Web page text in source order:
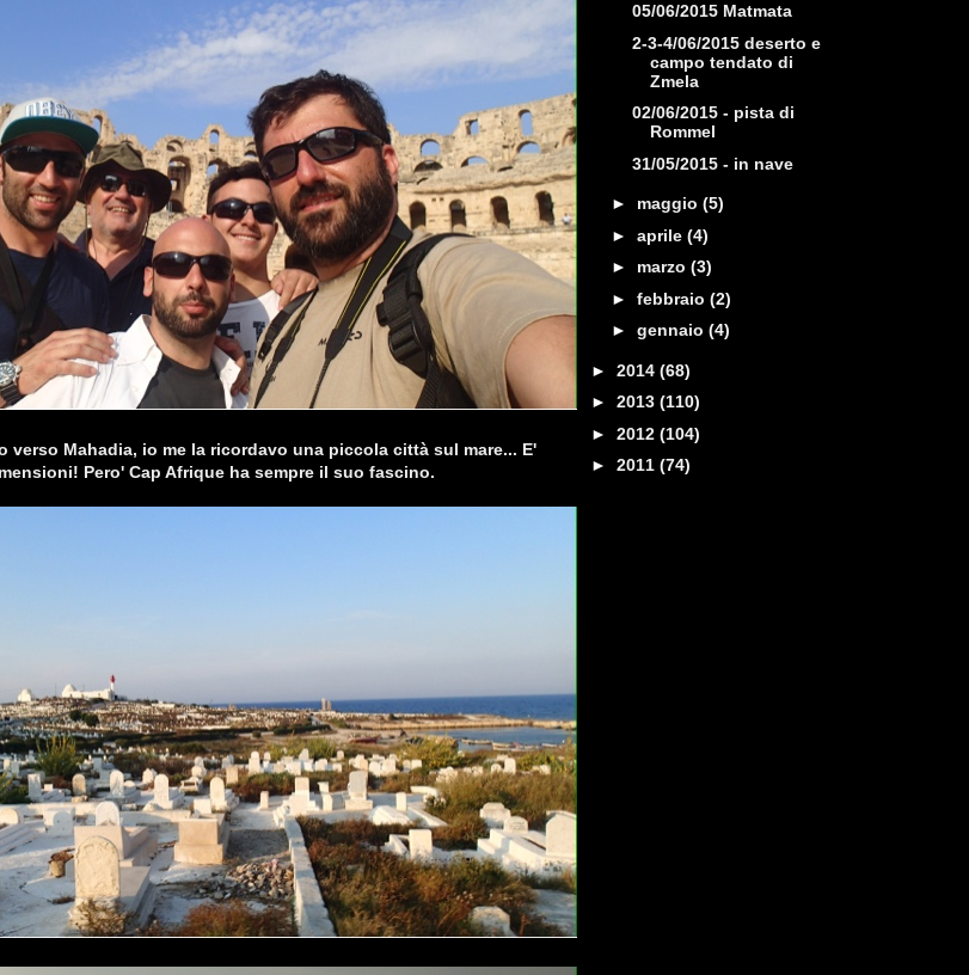
verso Mahadia, io me la ricordavo una piccola città sul mare... E'
Pero' Cap Afrique ha sempre il suo fascino.
05/06/2015 Matmata
2-3-4/06/2015 deserto e
campo tendato di
Zmela
02/06/2015 - pista di
Rommel
31/05/2015 - in nave
► maggio (5)
► aprile (4)
► marzo (3)
► febbraio (2)
► gennaio (4)
► 2014 (68)
► 2013 (110)
► 2012 (104)
► 2011 (74)